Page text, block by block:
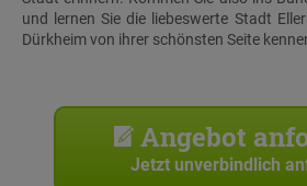
und lernen Sie die liebeswerte Stadt
Dürkheim von ihrer schönsten Seite
Angebot
Jetzt unverbindlich